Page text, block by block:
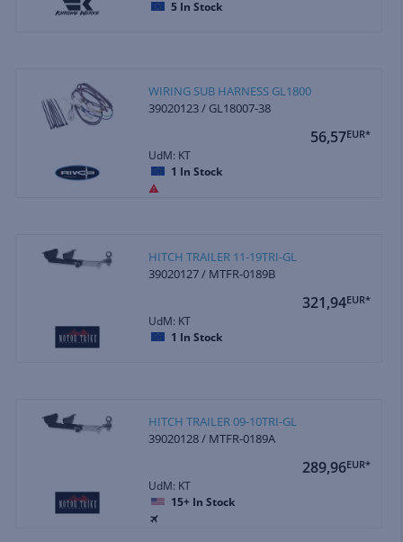
5 In Stock
WIRING SUB HARNESS GL1800
39020123 / GL18007-38
56,57EUR*
UdM: KT
1 In Stock
HITCH TRAILER 11-19TRI-GL
39020127 / MTFR-0189B
321,94EUR*
UdM: KT
1 In Stock
HITCH TRAILER 09-10TRI-GL
39020128 / MTFR-0189A
289,96EUR*
UdM: KT
15+ In Stock